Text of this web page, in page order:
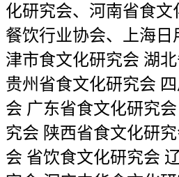
化研究会、河南省食文
餐饮行业协会、上海日
津市食文化研究会 湖
贵州省食文化研究会
会 广东省食文化研究
究会 陕西省食文化研
会 省饮食文化研究会